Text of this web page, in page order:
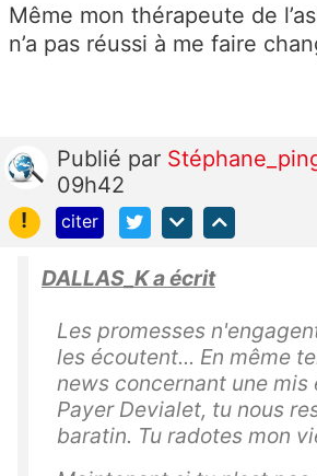
Même mon thérapeute de
n’a pas réussi à me faire
Publié par
09h42
!
citer
DALLAS_K a écrit
Les promesses
les écoutent... En même
news concernant une mis
Payer Devialet, tu nous
baratin. Tu radotes mon